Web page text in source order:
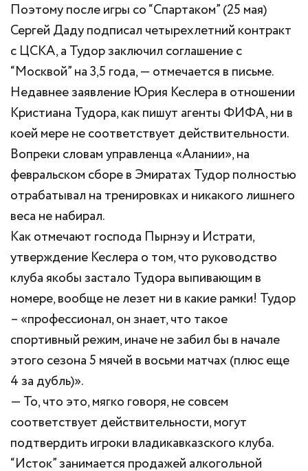
Поэтому после игры со “Спартаком” (25 мая)
Сергей Даду подписал четырехлетний контракт
с ЦСКА, а Тудор заключил соглашение с
“Москвой” на 3,5 года, — отмечается в письме.
Недавнее заявление Юрия Кеслера в отношении
Кристиана Тудора, как пишут агенты ФИФА, ни в
коей мере не соответствует действительности.
Вопреки словам управленца «Алании», на
февральском сборе в Эмиратах Тудор полностью
отрабатывал на тренировках и никакого лишнего
веса не набирал.
Как отмечают господа Пырнэу и Истрати,
утверждение Кеслера о том, что руководство
клуба якобы застало Тудора выпивающим в
номере, вообще не лезет ни в какие рамки! Тудор
– «профессионал, он знает, что такое
спортивный режим, иначе не забил бы в начале
этого сезона 5 мячей в восьми матчах (плюс еще
4 за дубль)».
— То, что это, мягко говоря, не совсем
соответствует действительности, могут
подтвердить игроки владикавказского клуба.
“Исток” занимается продажей алкогольной